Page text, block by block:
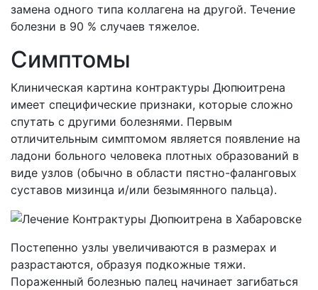
замена одного типа коллагена на другой. Течение
болезни в 90 % случаев тяжелое.
Симптомы
Клиническая картина контрактуры Дюпюитрена
имеет специфические признаки, которые сложно
спутать с другими болезнями. Первым
отличительным симптомом является появление на
ладони больного человека плотных образований в
виде узлов (обычно в области пястно-фаланговых
суставов мизинца и/или безымянного пальца).
Постепенно узлы увеличиваются в размерах и
разрастаются, образуя подкожные тяжи.
Пораженный болезнью палец начинает загибаться